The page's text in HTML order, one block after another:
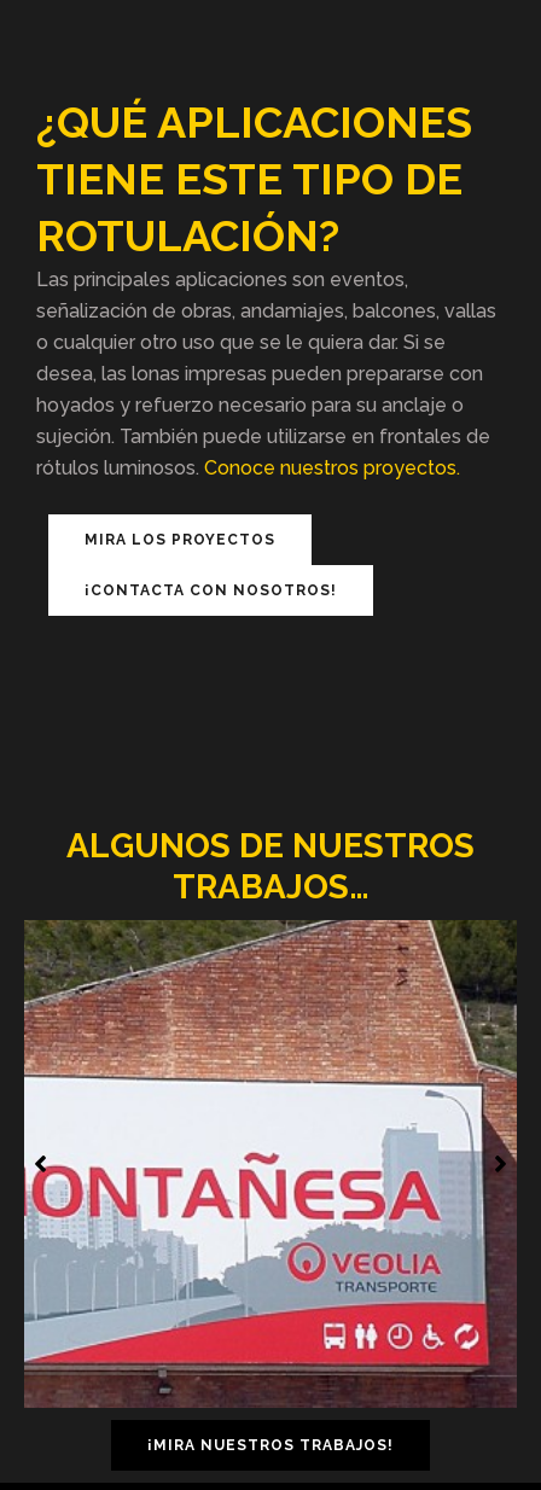
¿QUÉ APLICACIONES
TIENE ESTE TIPO DE
ROTULACIÓN?
Las principales aplicaciones son eventos,
señalización de obras, andamiajes, balcones, vallas
o cualquier otro uso que se le quiera dar. Si se
desea, las lonas impresas pueden prepararse con
hoyados y refuerzo necesario para su anclaje o
sujeción. También puede utilizarse en frontales de
rótulos luminosos. Conoce nuestros proyectos.
MIRA LOS PROYECTOS
¡CONTACTA CON NOSOTROS!
ALGUNOS DE NUESTROS
TRABAJOS…
¡MIRA NUESTROS TRABAJOS!